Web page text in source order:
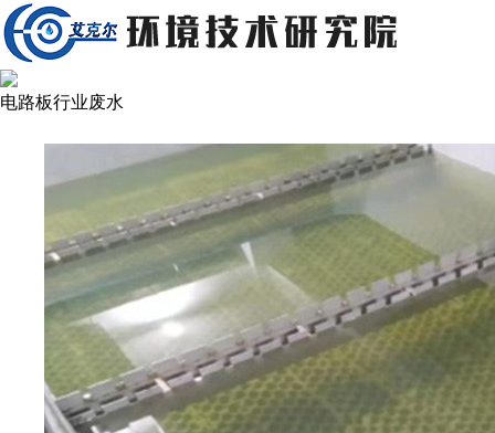
电路板行业废水